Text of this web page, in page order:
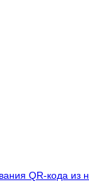
QR-кода из